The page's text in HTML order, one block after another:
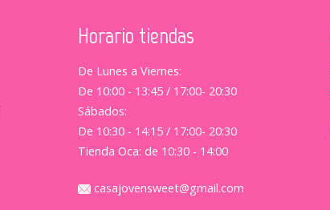
Horario tiendas
De Lunes a Viernes:
De 10:00 - 13:45 / 17:00- 20:30
Sábados:
De 10:30 - 14:15 / 17:00- 20:30
Tienda Oca: de 10:30 - 14:00
casajovensweet@gmail.com